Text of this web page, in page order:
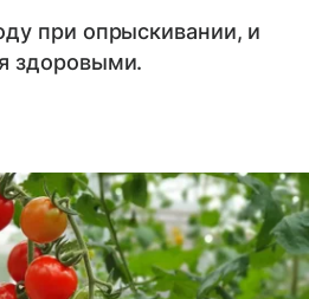
при опрыскивании, и
здоровыми.